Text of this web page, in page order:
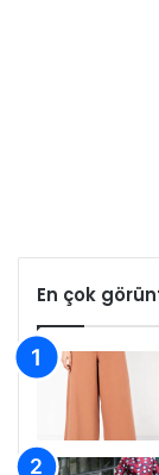
En çok